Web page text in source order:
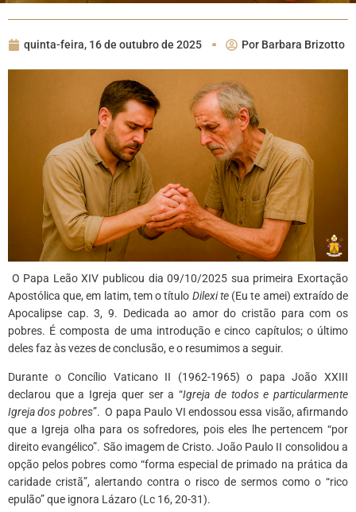
quinta-feira, 16 de outubro de 2025 Por Barbara Brizotto
O Papa Leão XIV publicou dia 09/10/2025 sua primeira Exortação
Apostólica que, em latim, tem o título Dilexi te(Eu te amei) extraído de
Apocalipse cap. 3, 9. Dedicada ao amor do cristão para com os
pobres. É composta de uma introdução e cinco capítulos; o último
deles faz às vezes de conclusão, e o resumimos a seguir.
Durante o Concílio Vaticano II (1962-1965) o papa João XXIII
declarou que a Igreja quer ser a “Igreja de todos e particularmente
Igreja dos pobres”. O papa Paulo VI endossou essa visão, afirmando
que a Igreja olha para os sofredores, pois eles lhe pertencem “por
direito evangélico”. São imagem de Cristo. João Paulo II consolidou a
opção pelos pobres como “forma especial de primado na prática da
caridade cristã”, alertando contra o risco de sermos como o “rico
epulão” que ignora Lázaro (Lc 16, 20-31).